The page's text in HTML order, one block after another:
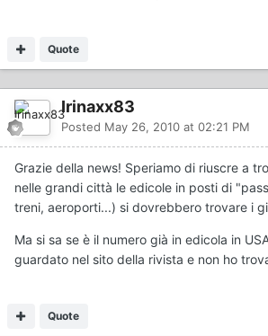
Quote
Irinaxx83
Posted May 26, 2010 at 02:21 PM
Grazie della news! Speriamo di riuscre a
nelle grandi città le edicole in posti di
treni, aeroporti...) si dovrebbero trovare i
Ma si sa se è il numero già in edicola in
guardato nel sito della rivista e non ho
Quote